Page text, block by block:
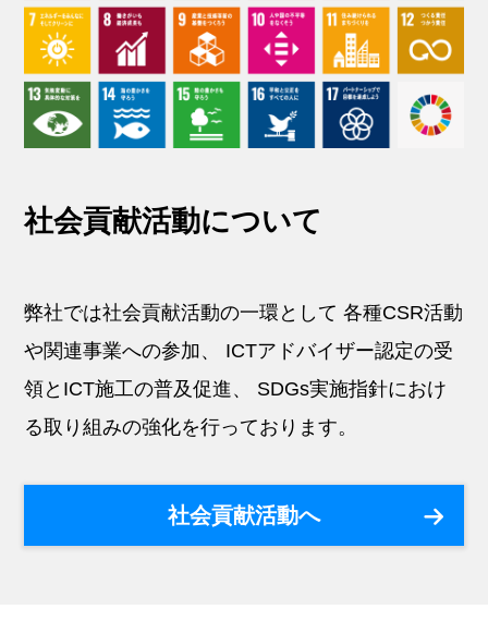
社会貢献活動について
弊社では社会貢献活動の一環として各種CSR活動
や関連事業への参加、
ICTアドバイザー認定の受
領とICT施工の普及促進、
SDGs実施指針におけ
る取り組みの強化を行っております。
社会貢献活動へ